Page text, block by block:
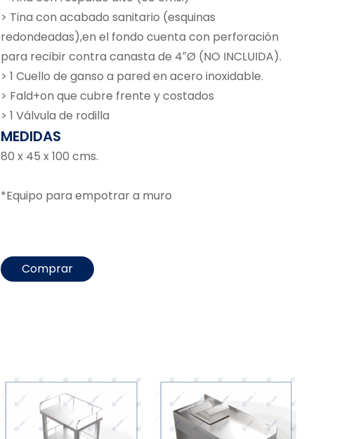
> Tina con acabado sanitario (esquinas
redondeadas),en el fondo cuenta con perforación
para recibir contra canasta de 4″Ø (NO INCLUIDA).
> 1 Cuello de ganso a pared en acero inoxidable.
> Fald+on que cubre frente y costados
> 1 Válvula de rodilla
MEDIDAS
80 x 45 x 100 cms.
*Equipo para empotrar a muro
Comprar